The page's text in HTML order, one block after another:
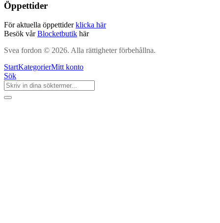
Öppettider
För aktuella öppettiderklicka här
Besök vårBlocketbutik här
Svea fordon © 2026. Alla rättigheter förbehållna.
StartKategorierMitt konto
Sök